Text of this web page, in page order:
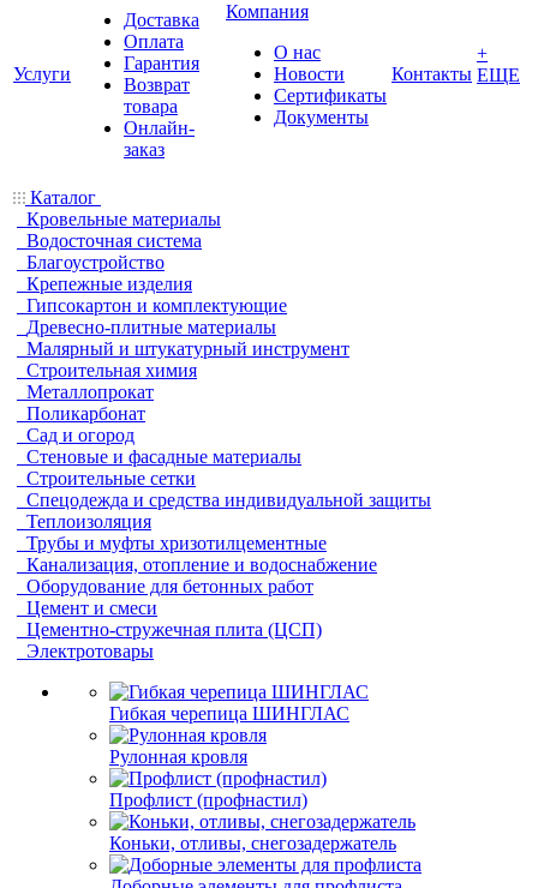
Услуги
Доставка
Оплата
Гарантия
Возврат
товара
Онлайн-
заказ
Компания
О нас
Новости
Сертификаты
Документы
Контакты
+
ЕЩЕ
Каталог
Кровельные материалы
Водосточная система
Благоустройство
Крепежные изделия
Гипсокартон и комплектующие
Древесно-плитные материалы
Малярный и штукатурный инструмент
Строительная химия
Металлопрокат
Поликарбонат
Сад и огород
Стеновые и фасадные материалы
Строительные сетки
Спецодежда и средства индивидуальной защиты
Теплоизоляция
Трубы и муфты хризотилцементные
Канализация, отопление и водоснабжение
Оборудование для бетонных работ
Цемент и смеси
Цементно-стружечная плита (ЦСП)
Электротовары
Гибкая черепица ШИНГЛАС
Рулонная кровля
Профлист (профнастил)
Коньки, отливы, снегозадержатель